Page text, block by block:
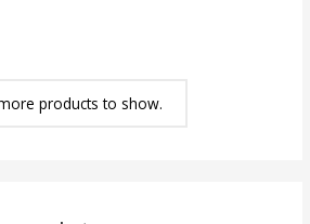
products to show.